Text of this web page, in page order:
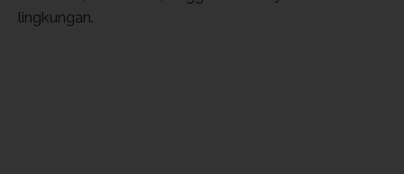
lingkungan.